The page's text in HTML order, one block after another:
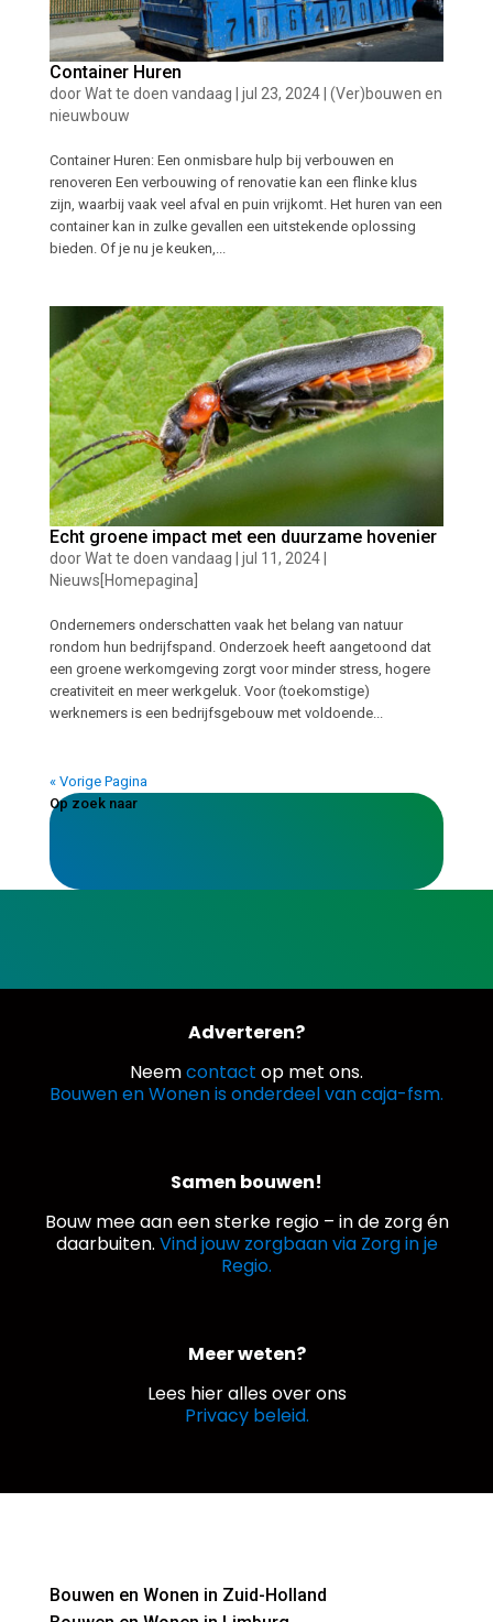
Container Huren
doorWat te doen vandaag jul 23, 2024| (Ver)bouwen en
nieuwbouw
Container Huren: Een onmisbare hulp bij verbouwen en
renoveren Een verbouwing of renovatie kan een flinke klus
zijn, waarbij vaak veel afval en puin vrijkomt. Het huren van een
container kan in zulke gevallen een uitstekende oplossing
bieden. Of je nu je keuken,...
Echt groene impact met een duurzame hovenier
doorWat te doen vandaag jul 11, 2024|
Nieuws[Homepagina]
Ondernemers onderschatten vaak het belang van natuur
rondom hun bedrijfspand. Onderzoek heeft aangetoond dat
een groene werkomgeving zorgt voor minder stress, hogere
creativiteit en meer werkgeluk. Voor (toekomstige)
werknemers is een bedrijfsgebouw met voldoende...
« Vorige Pagina
Op zoek naar
Adverteren?
Neemcontact op met ons.
Bouwen en Wonen is onderdeel van caja-fsm.
Samen bouwen!
Bouw mee aan een sterke regio – in de zorg én
daarbuiten. Vind jouw zorgbaan via Zorg in je
Regio.
Meer weten?
Lees hier alles over ons
Privacy beleid.
Bouwen en Wonen in Zuid-Holland